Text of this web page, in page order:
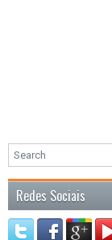
Redes Sociais